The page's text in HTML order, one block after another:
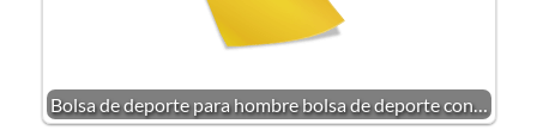
Bolsa de deporte para hombre bolsa de deporte con…